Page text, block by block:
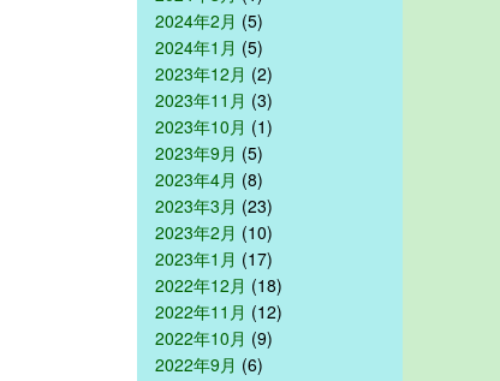
2024年2月 (5)
2024年1月 (5)
2023年12月 (2)
2023年11月 (3)
2023年10月 (1)
2023年9月 (5)
2023年4月 (8)
2023年3月 (23)
2023年2月 (10)
2023年1月 (17)
2022年12月 (18)
2022年11月 (12)
2022年10月 (9)
2022年9月 (6)